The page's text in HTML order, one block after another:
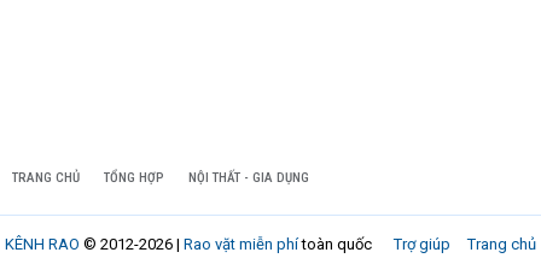
TRANG CHỦ TỔNG HỢP NỘI THẤT - GIA DỤNG
Trợ giúp Trang chủ
KÊNH RAO © 2012-2026 | Rao vặt miễn phítoàn quốc